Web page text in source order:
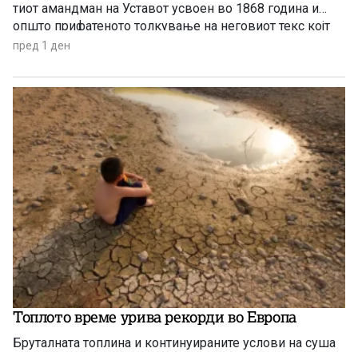
тиот амандман на Уставот усвоен во 1868 година и
општо прифатеното толкување на неговиот текс којт
гарантира државјанство на речиси секој роден во САД
пред 1 ден
Топлото време урива рекорди во Европа
Бруталната топлина и континуираните услови на суша